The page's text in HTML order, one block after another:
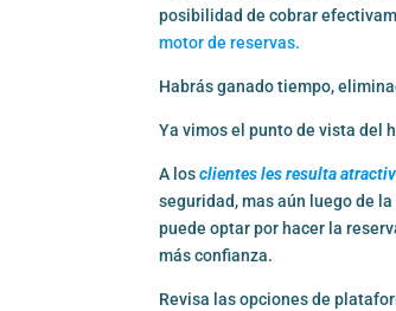
posibilidad de cobrar
motor de reservas.
Habrás ganado tiempo,
Ya vimos el punto de vista del
A losclientes les resulta
seguridad, mas aún luego de
puede optar por hacer la
más confianza.
Revisa las opciones de